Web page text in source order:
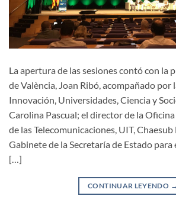
La apertura de las sesiones contó con la
de València, Joan Ribó, acompañado por
Innovación, Universidades, Ciencia y
Carolina Pascual; el director de la
de las Telecomunicaciones, UIT,
Gabinete de la Secretaría de Estado para
[…]
CONTINUAR LEYENDO →